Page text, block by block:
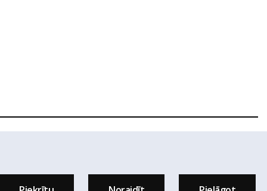
lapas www.latio.lv bez Latio rakstiskas atļaujas. Lapā